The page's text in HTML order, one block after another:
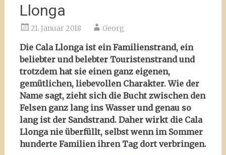
Llonga
21. Januar 2018 Georg
Die Cala Llonga ist ein Familienstrand, ein
beliebter und belebter Touristenstrand und
trotzdem hat sie einen ganz eigenen,
gemütlichen, liebevollen Charakter. Wie der
Name sagt, zieht sich die Bucht zwischen den
Felsen ganz lang ins Wasser und genau so
lang ist der Sandstrand. Daher wirkt die Cala
Llonga nie überfüllt, selbst wenn im Sommer
hunderte Familien ihren Tag dort verbringen.